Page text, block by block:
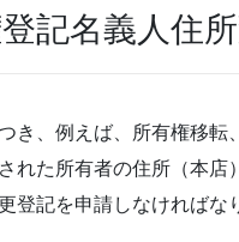
記名義人住
き、例えば、所有権移
れた所有者の住所（本
登記を申請しなければな